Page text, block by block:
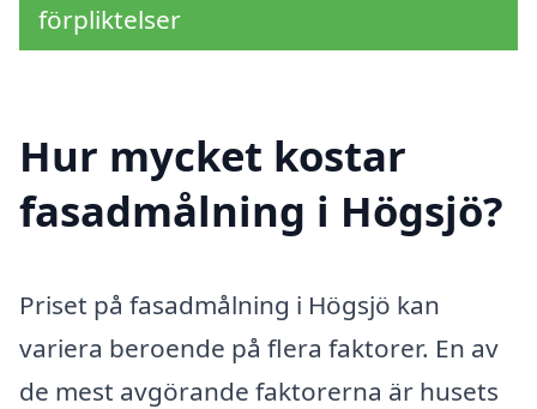
förpliktelser
Hur mycket kostar
fasadmålning i Högsjö?
Priset på fasadmålning i Högsjö kan
variera beroende på flera faktorer. En av
de mest avgörande faktorerna är husets